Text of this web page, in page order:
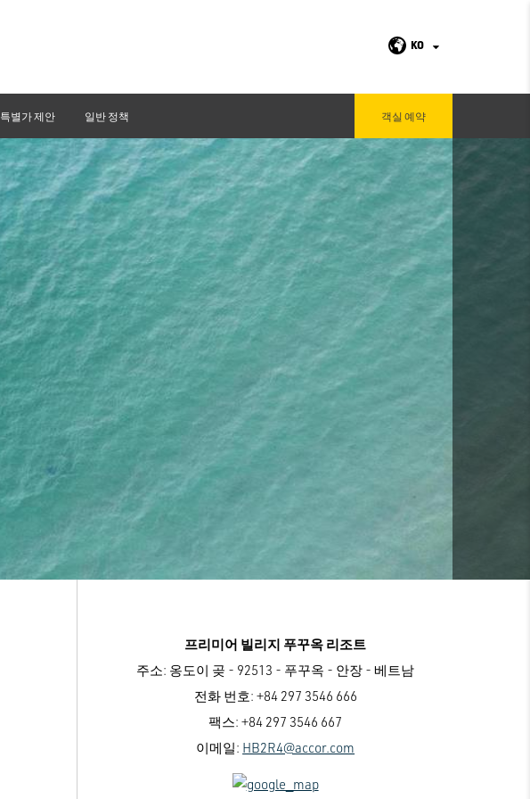
KO
특별가 제안 일반 정책 객실 예약
프리미어 빌리지 푸꾸옥 리조트
주소: 옹도이 곶 - 92513 - 푸꾸옥 - 안장 - 베트남
전화 번호: +84 297 3546 666
팩스: +84 297 3546 667
이메일: HB2R4@accor.com